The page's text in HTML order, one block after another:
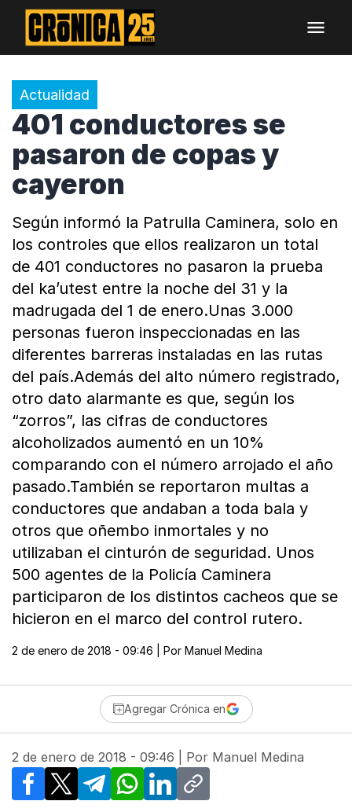
Actualidad
401 conductores se
pasaron de copas y
cayeron
Según informó la Patrulla Caminera, solo en
los controles que ellos realizaron un total
de 401 conductores no pasaron la prueba
del ka’utest entre la noche del 31 y la
madrugada del 1 de enero.Unas 3.000
personas fueron inspeccionadas en las
diferentes barreras instaladas en las rutas
del país.Además del alto número registrado,
otro dato alarmante es que, según los
“zorros”, las cifras de conductores
alcoholizados aumentó en un 10%
comparando con el número arrojado el año
pasado.También se reportaron multas a
conductores que andaban a toda bala y
otros que oñembo inmortales y no
utilizaban el cinturón de seguridad. Unos
500 agentes de la Policía Caminera
participaron de los distintos cacheos que se
hicieron en el marco del control rutero.
2 de enero de 2018 - 09:46 | Por Manuel Medina
Agregar Crónica en
2 de enero de 2018 - 09:46 | Por Manuel Medina
Facebook
X TelegramWhatsApp
LinkedInCopy link